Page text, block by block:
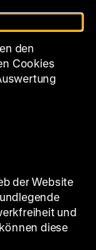
& Sigrun
– Auf
21
den
Cookies
der Website
und
diese